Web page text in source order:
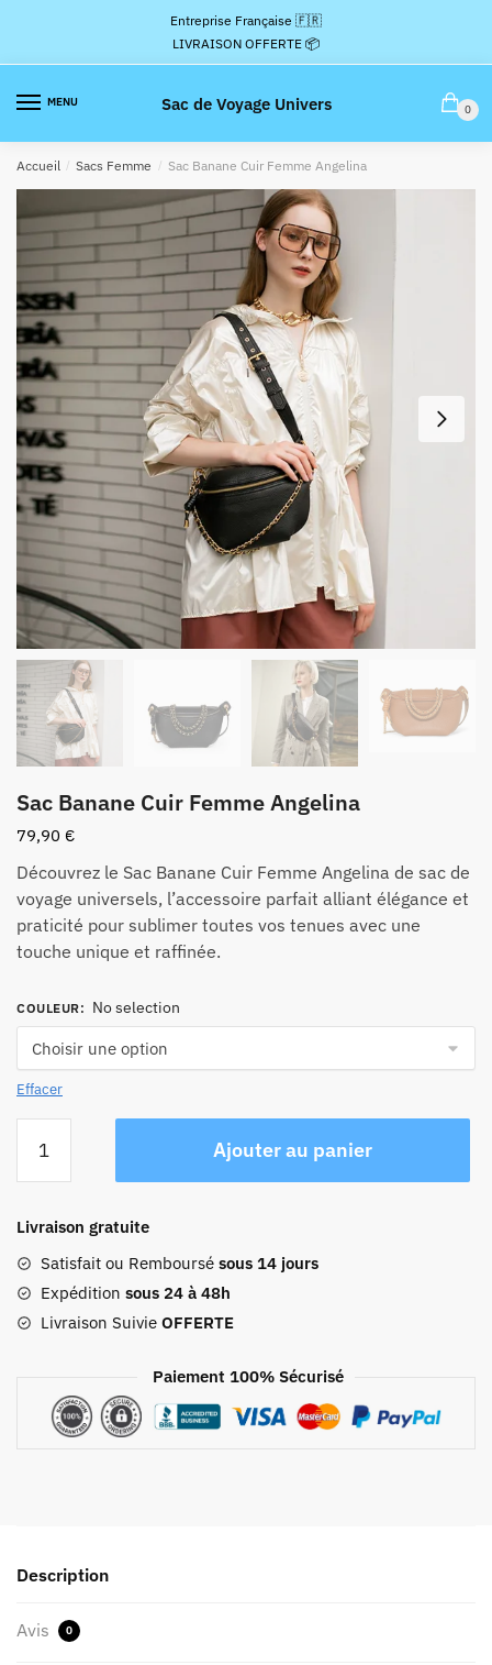
la
navigation
contenu
Entreprise Française 🇫🇷
LIVRAISON OFFERTE 📦
MENU Sac de Voyage Univers 0
Accueil / Sacs Femme / Sac Banane Cuir Femme Angelina
Sac Banane Cuir Femme Angelina
79,90 €
Découvrez le Sac Banane Cuir Femme Angelina de sac de
voyage universels, l’accessoire parfait alliant élégance et
praticité pour sublimer toutes vos tenues avec une
touche unique et raffinée.
COULEUR: No selection
Effacer
Sac
Cuir
Femme
Angelina
Ajouter au panier
Livraison gratuite
Satisfait ou Remboursé sous 14 jours
Expédition sous 24 à 48h
Livraison Suivie OFFERTE
Paiement 100% Sécurisé
Description
Avis 0